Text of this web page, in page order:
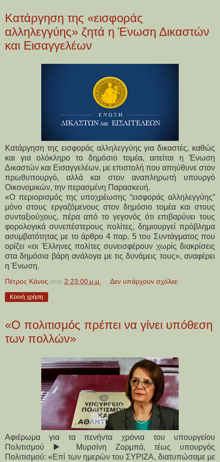
Κατάργηση της «εισφοράς
αλληλεγγύης» ζητά η Ένωση Δικαστών
και Εισαγγελέων
Κατάργηση της εισφοράς αλληλεγγύης για δικαστές, καθώς
και για ολόκληρο το δημόσιο τομέα, αιτείται η Ένωση
Δικαστών και Εισαγγελέων, με επιστολή που απηύθυνε στον
πρωθυπουργό, αλλά και στον αναπληρωτή υπουργό
Οικονομικών, την περασμένη Παρασκευή.
«O περιορισμός της υποχρέωσης “εισφοράς αλληλεγγύης”
μόνο στους εργαζόμενους στον δημόσιο τομέα και στους
συνταξιούχους, πέρα από το γεγονός ότι επιβαρύνει τους
φορολογικά συνεπέστερους πολίτες, δημιουργεί πρόβλημα
ασυμβατότητας με το άρθρο 4 παρ. 5 του Συντάγματος που
ορίζει «οι Έλληνες πολίτες συνεισφέρουν χωρίς διακρίσεις
στα δημόσια βάρη ανάλογα με τις δυνάμεις τους», αναφέρει
η Ένωση.
Πέτρος Κάνος στις 2:23:00 μ.μ. Δεν υπάρχουν σχόλια:
Κοινή χρήση
«Ο πολιτισμός πρέπει να γίνει υπόθεση
των πολλών»
Αφιέρωμα για τα πενήντα χρόνια του υπουργείου
Πολιτισμού ▶ Μυρσίνη Ζορμπά, τέως υπουργός
Πολιτισμού: «Επί των ημερών του ΣΥΡΙΖΑ, διατυπώσαμε με